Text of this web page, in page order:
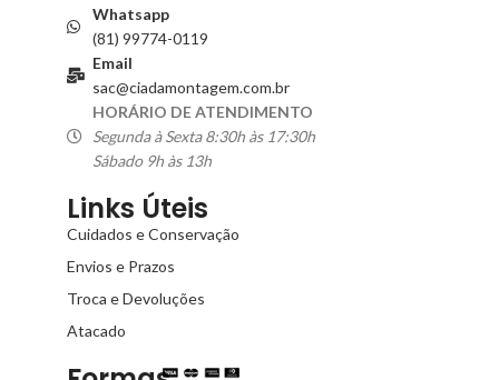
Whatsapp
(81) 99774-0119
Email
sac@ciadamontagem.com.br
HORÁRIO DE ATENDIMENTO
Segunda à Sexta 8:30h às 17:30h
Sábado 9h às 13h
Links Úteis
Cuidados e Conservação
Envios e Prazos
Troca e Devoluções
Atacado